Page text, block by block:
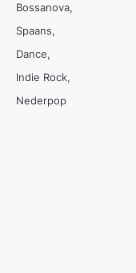
Bossanova
Spaans
Dance
Indie Rock
Nederpop